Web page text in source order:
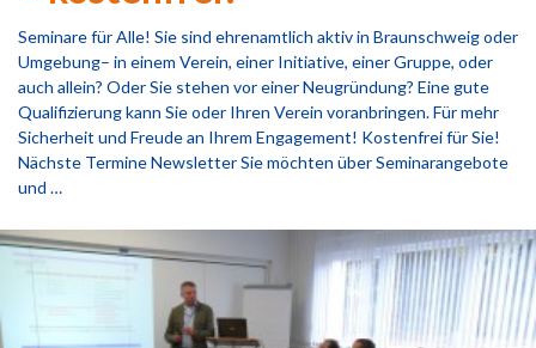
Seminare für Alle! Sie sind ehrenamtlich aktiv in Braunschweig oder
Umgebung– in einem Verein, einer Initiative, einer Gruppe, oder
auch allein? Oder Sie stehen vor einer Neugründung? Eine gute
Qualifizierung kann Sie oder Ihren Verein voranbringen. Für mehr
Sicherheit und Freude an Ihrem Engagement! Kostenfrei für Sie!
Nächste Termine Newsletter Sie möchten über Seminarangebote
und …